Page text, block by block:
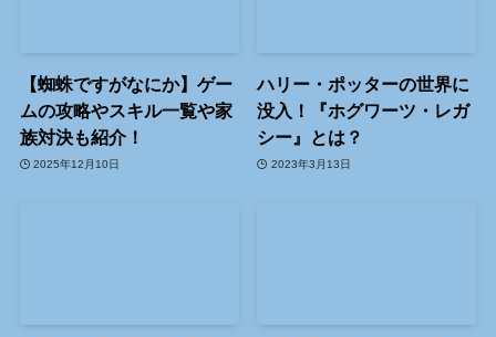
【蜘蛛ですがなにか】ゲー
ムの攻略やスキル一覧や家
族対決も紹介！
2025年12月10日
ハリー・ポッターの世界に
没入！『ホグワーツ・レガ
シー』とは？
2023年3月13日